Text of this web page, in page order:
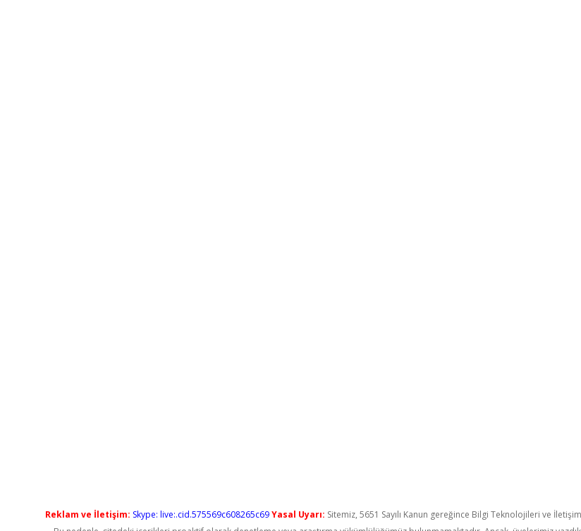
Reklam ve İletişim: Skype: live:.cid.575569c608265c69 Yasal Uyarı: Sitemiz, 5651 Sayılı Kanun gereğince Bilgi Teknolojileri ve